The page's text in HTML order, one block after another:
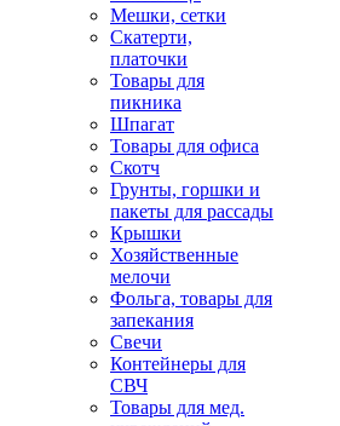
Мешки, сетки
Скатерти,
платочки
Товары для
пикника
Шпагат
Товары для офиса
Скотч
Грунты, горшки и
пакеты для рассады
Крышки
Хозяйственные
мелочи
Фольга, товары для
запекания
Свечи
Контейнеры для
СВЧ
Товары для мед.